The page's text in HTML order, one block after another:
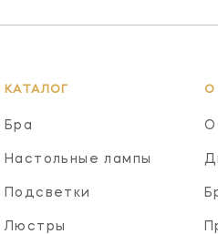
КАТАЛОГ
Бра
Настольные лампы
Подсветки
Люстры
О
О